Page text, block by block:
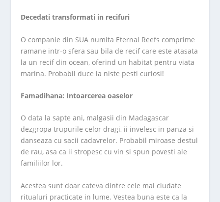
Decedati transformati in recifuri
O companie din SUA numita Eternal Reefs comprime
ramane intr-o sfera sau bila de recif care este atasata
la un recif din ocean, oferind un habitat pentru viata
marina. Probabil duce la niste pesti curiosi!
Famadihana: Intoarcerea oaselor
O data la sapte ani, malgasii din Madagascar
dezgropa trupurile celor dragi, ii invelesc in panza si
danseaza cu sacii cadavrelor. Probabil miroase destul
de rau, asa ca ii stropesc cu vin si spun povesti ale
familiilor lor.
Acestea sunt doar cateva dintre cele mai ciudate
ritualuri practicate in lume. Vestea buna este ca la